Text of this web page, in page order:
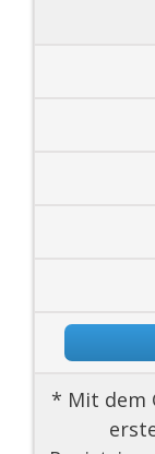
* Mit dem